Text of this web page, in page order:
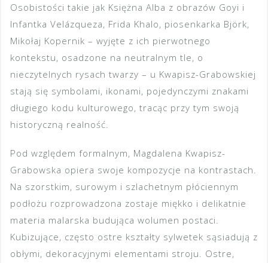
Osobistości takie jak Księżna Alba z obrazów Goyi i
Infantka Velázqueza, Frida Khalo, piosenkarka Björk,
Mikołaj Kopernik – wyjęte z ich pierwotnego
kontekstu, osadzone na neutralnym tle, o
nieczytelnych rysach twarzy – u Kwapisz-Grabowskiej
stają się symbolami, ikonami, pojedynczymi znakami
długiego kodu kulturowego, tracąc przy tym swoją
historyczną realność.
Pod względem formalnym, Magdalena Kwapisz-
Grabowska opiera swoje kompozycje na kontrastach.
Na szorstkim, surowym i szlachetnym płóciennym
podłożu rozprowadzona zostaje miękko i delikatnie
materia malarska budująca wolumen postaci.
Kubizujące, często ostre kształty sylwetek sąsiadują z
obłymi, dekoracyjnymi elementami stroju. Ostre,